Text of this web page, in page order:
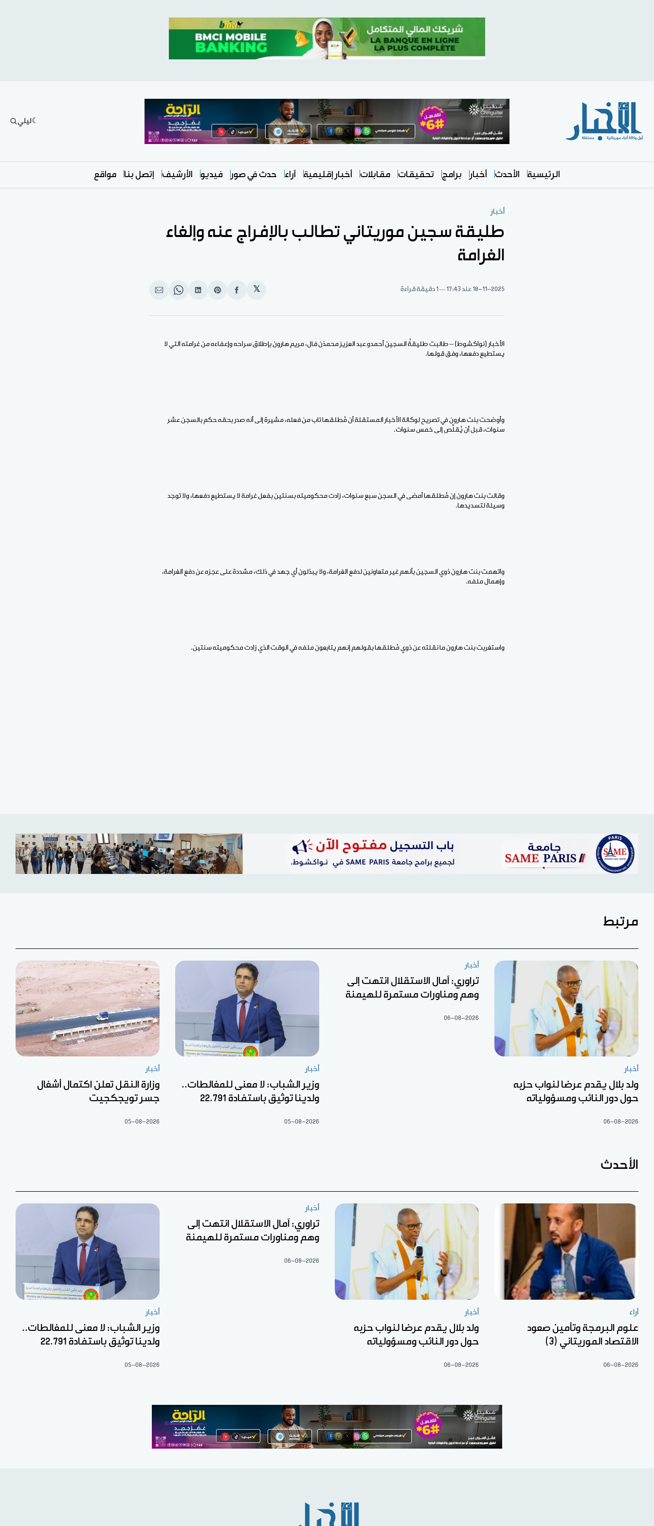
ليلي
الرئيسية الأحدث أخبار برامج تحقيقات مقابلات أخبار إقليمية آراء حدث في صور فيديو الأرشيف إتصل بنا مواقع
أخبار
طليقة سجين موريتاني تطالب بالإفراج عنه وإلغاء
الغرامة
18-11-2025 عند 17:43 1 دقيقة قراءة 𝕏
انشر
الفيسبوك
Share
Pinterest
انشر
لينكد
Share
WhatsApp
انشر
الإيميل
الأخبار (نواكشوط) – طالبت طليقةُ السجين أحمدو عبد العزيز محمذن فال، مريم هارون بإطلاق سراحه وإعفاءه من غرامته التي لا
يستطيع دفعها، وفق قولها.
وأوضحت بنت هارون في تصريح لوكالة الأخبار المستقلة أن مُطلقها تاب من فعله، مشيرة إلى أنه صدر بحقه حكم بالسجن عشر
سنوات، قبل أن يُقلَّص إلى خمس سنوات.
وقالت بنت هارون إن مُطلقها أمضى في السجن سبع سنوات، زادت محكوميته بسنتين بفعل غرامة لا يستطيع دفعها، ولا توجد
وسيلة لتسديدها.
واتهمت بنت هارون ذوي السجين بأنهم غير متعاونين لدفع الغرامة، ولا يبذلون أي جهد في ذلك، مشددة على عجزه عن دفع الغرامة،
وإهمال ملفه.
واستغربت بنت هارون ما نقلته عن ذوي مُطلقها بقولهم إنهم يتابعون ملفه في الوقت الذي زادت محكوميته سنتين.
مرتبط
أخبار
ولد بلال يقدم عرضا لنواب حزبه
حول دور النائب ومسؤولياته
06-08-2026
أخبار
تراوري: آمال الاستقلال انتهت إلى
وهم ومناورات مستمرة للهيمنة
06-08-2026
أخبار
وزير الشباب: لا معنى للمغالطات..
ولدينا توثيق باستفادة 22.791
05-08-2026
أخبار
وزارة النقل تعلن اكتمال أشغال
جسر تويجكجيت
05-08-2026
الأحدث
آراء
علوم البرمجة وتأمين صعود
الاقتصاد الموريتاني (3)
06-08-2026
أخبار
ولد بلال يقدم عرضا لنواب حزبه
حول دور النائب ومسؤولياته
06-08-2026
أخبار
تراوري: آمال الاستقلال انتهت إلى
وهم ومناورات مستمرة للهيمنة
06-08-2026
أخبار
وزير الشباب: لا معنى للمغالطات..
ولدينا توثيق باستفادة 22.791
05-08-2026